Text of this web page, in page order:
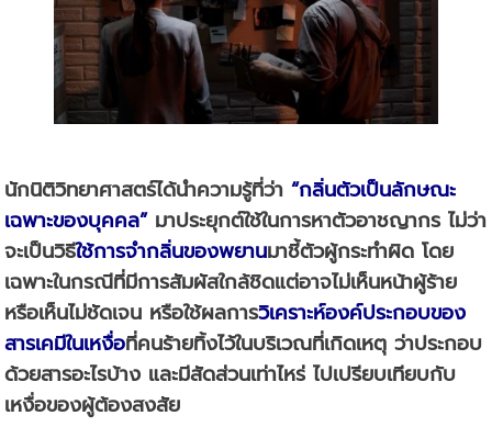
นักนิติวิทยาศาสตร์ได้นำความรู้ที่ว่า“กลิ่นตัวเป็นลักษณะ
เฉพาะของบุคคล”มาประยุกต์ใช้ในการหาตัวอาชญากร ไม่ว่า
จะเป็นวิธีใช้การจำกลิ่นของพยานมาชี้ตัวผู้กระทำผิด โดย
เฉพาะในกรณีที่มีการสัมผัสใกล้ชิดแต่อาจไม่เห็นหน้าผู้ร้าย
หรือเห็นไม่ชัดเจน หรือใช้ผลการวิเคราะห์องค์ประกอบของ
สารเคมีในเหงื่อที่คนร้ายทิ้งไว้ในบริเวณที่เกิดเหตุ ว่าประกอบ
ด้วยสารอะไรบ้าง และมีสัดส่วนเท่าไหร่ ไปเปรียบเทียบกับ
เหงื่อของผู้ต้องสงสัย